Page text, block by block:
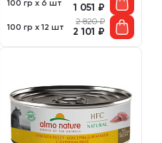
100 гр х 6 шт 1 051 ₽
100 гр х 12 шт
2 820₽
2 101 ₽